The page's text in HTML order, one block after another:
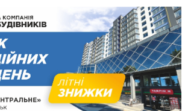
майданчик і зона для пікніків: оголосили
на благоустрій Німецького озера
в міському парку масово загинули
з Верховинщини оштрафували на 600 тисяч за
чоловіків до Румунії
через негоду сталися аварійні вимкнення